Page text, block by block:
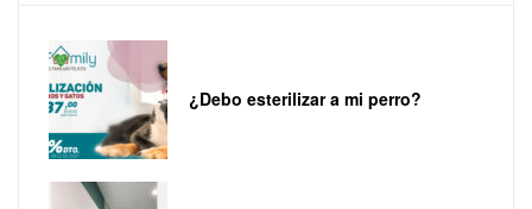
¿Debo esterilizar a mi perro?